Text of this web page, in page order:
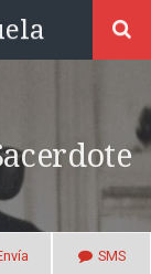
SMS